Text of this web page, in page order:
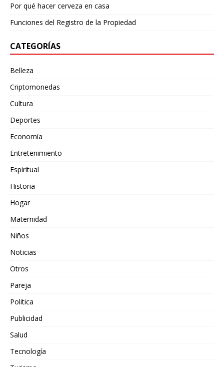
Por qué hacer cerveza en casa
Funciones del Registro de la Propiedad
CATEGORÍAS
Belleza
Criptomonedas
Cultura
Deportes
Economía
Entretenimiento
Espiritual
Historia
Hogar
Maternidad
Niños
Noticias
Otros
Pareja
Politica
Publicidad
Salud
Tecnología